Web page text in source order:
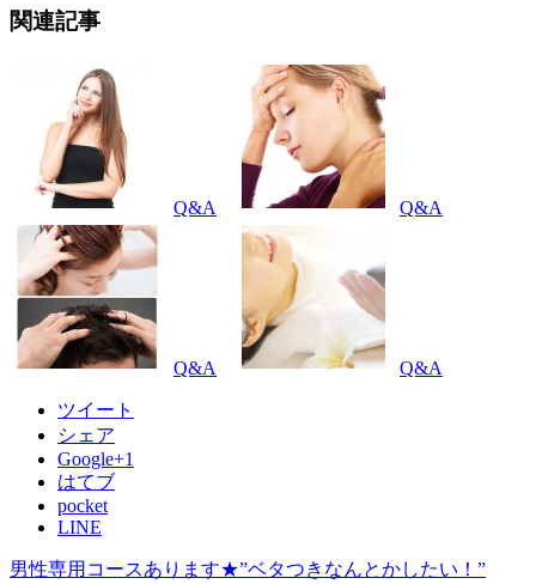
関連記事
Q&A Q&A
Q&A Q&A
ツイート
シェア
Google+1
はてブ
pocket
LINE
男性専用コースあります★”ベタつきなんとかしたい！”